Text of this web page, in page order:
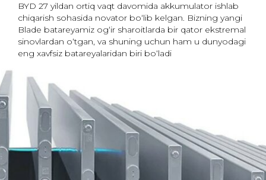
BYD 27 yildan ortiq vaqt davomida akkumulator ishlab
chiqarish sohasida novator bo‘lib kelgan. Bizning yangi
Blade batareyamiz og‘ir sharoitlarda bir qator ekstremal
sinovlardan o‘tgan, va shuning uchun ham u dunyodagi
eng xavfsiz batareyalaridan biri bo‘ladi